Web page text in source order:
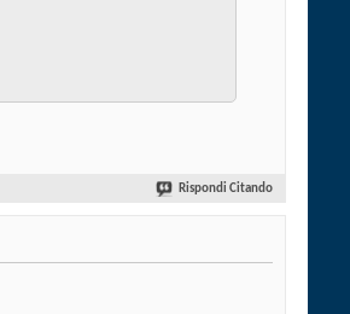
Rispondi Citando